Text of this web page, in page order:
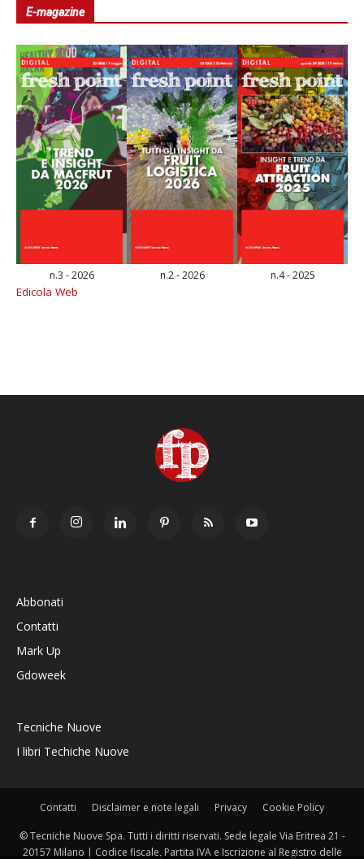
E-magazine
n.3 - 2026 n.2 - 2026 n.4 - 2025
Edicola Web
Abbonati
Contatti
Mark Up
Gdoweek
Tecniche Nuove
I libri Techiche Nuove
Contatti Disclaimer e note legali Privacy Cookie Policy
© Tecniche Nuove Spa. Tutti i diritti riservati. Sede legale Via Eritrea 21 -
20157 Milano | Codice fiscale, Partita IVA e Iscrizione al Registro delle